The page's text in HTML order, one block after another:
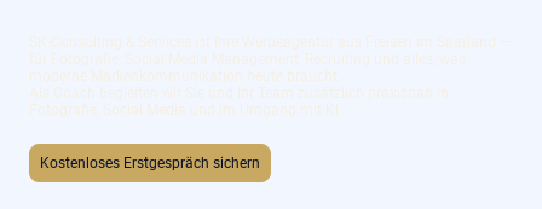
SK-Consulting & Services ist Ihre Werbeagentur aus Freisen im Saarland —
für Fotografie, Social Media Management, Recruiting und alles, was
moderne Markenkommunikation heute braucht.
Als Coach begleiten wir Sie und Ihr Team zusätzlich praxisnah in
Fotografie, Social Media und im Umgang mit KI.
Kostenloses Erstgespräch sichern